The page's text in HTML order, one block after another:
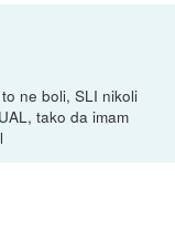
ne boli, SLI nikoli
tako da imam